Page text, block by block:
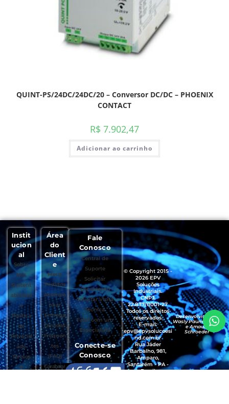
QUINT-PS/24DC/24DC/20 – Conversor DC/DC – PHOENIX
CONTACT
R$ 7.902,47
Adicionar ao carrinho
Instit
ucion
al
Sobre
Nós
Sustent
abilidad
e
Política
de
Privacid
ade
Termos
e
Área
do
Client
e
Meus
Pedidos
Acompa
nhar
Entrega
Dúvidas
Frequen
tes
(FAQ)
Garantias
Fale
Conosco
Central de
Suporte
Solicitar
Orçamento
Solicitar Visita
Técnica
Falar com um
Especialista
Conecte-se
Conosco
© Copyright 2015 -
2026 EPV
Soluções
Industriais.
CNPJ:
22.837/0001-27
Todos os direitos
reservados.
E-mail:
epv@epvsolucoesi
nd.com.br
Rua Jáder
Barbalho, 981,
Amparo,
Santarém - PA -
Brasil
Desenvolvido por
Wasly Paumgartten
e Amaury
Schroeder